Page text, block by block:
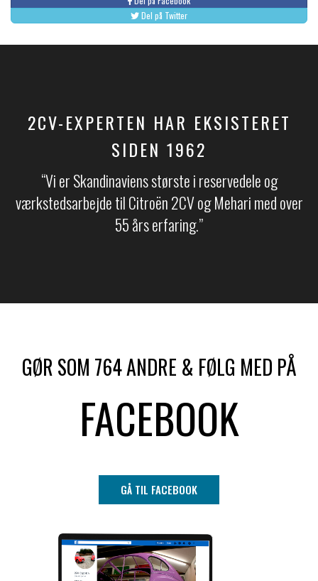
Del på Twitter
2CV-EXPERTEN HAR EKSISTERET
SIDEN 1962
“Vi er Skandinaviens største i reservedele og
værkstedsarbejde til Citroën 2CV og Mehari med over
55 års erfaring.​​”
GØR SOM 764 ANDRE & FØLG MED PÅ
FACEBOOK
GÅ TIL FACEBOOK